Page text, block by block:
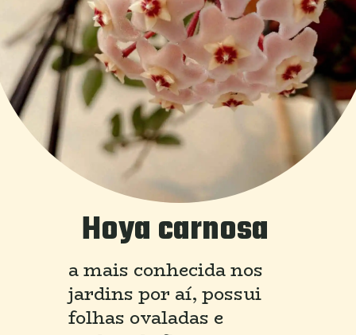
Hoya carnosa
a mais conhecida nos
jardins por aí, possui
folhas ovaladas e